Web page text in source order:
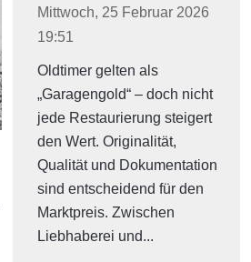
Mittwoch, 25 Februar 2026
19:51
Oldtimer gelten als
„Garagengold“ – doch nicht
jede Restaurierung steigert
den Wert. Originalität,
Qualität und Dokumentation
sind entscheidend für den
Marktpreis. Zwischen
Liebhaberei und...